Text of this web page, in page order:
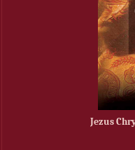
Jezus